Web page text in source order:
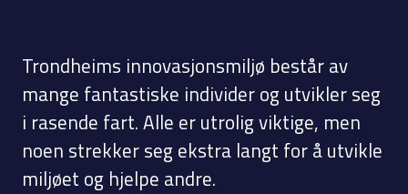
Trondheims innovasjonsmiljø består av
mange fantastiske individer og utvikler seg
i rasende fart. Alle er utrolig viktige, men
noen strekker seg ekstra langt for å utvikle
miljøet og hjelpe andre.